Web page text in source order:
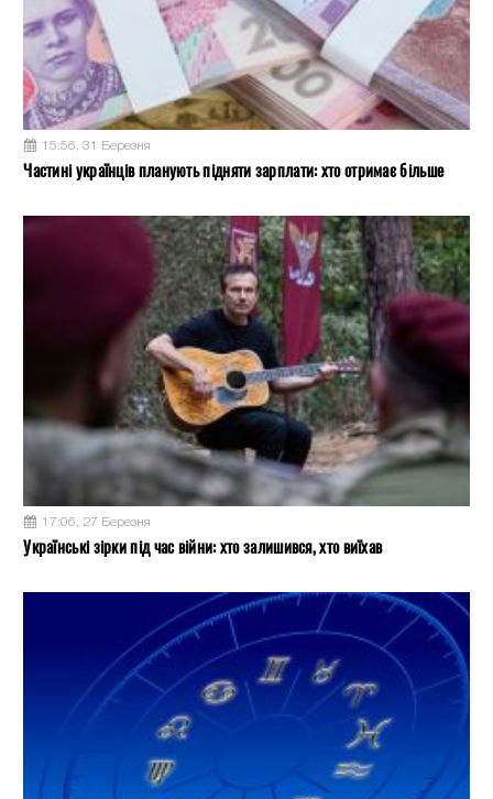
15:56, 31 Березня
Частині українців планують підняти зарплати: хто отримає більше
17:06, 27 Березня
Українські зірки під час війни: хто залишився, хто виїхав